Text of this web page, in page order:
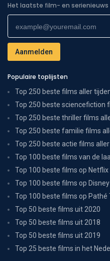
Het laatste film- en
Populaire toplijsten
Top 250 beste films aller
Top 250 beste sciencefiction
Top 250 beste thriller films
Top 250 beste familie films
Top 250 beste actie films
Top 100 beste films van de
Top 100 beste films op Netflix
Top 100 beste films op
Top 100 beste films op Pathé
Top 50 beste films uit 2020
Top 50 beste films uit 2018
Top 50 beste films uit 2019
Top 25 beste films in het